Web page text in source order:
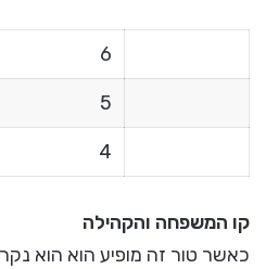
קו המשפחה והקהילה
כאשר טור זה מופיע הוא הוא